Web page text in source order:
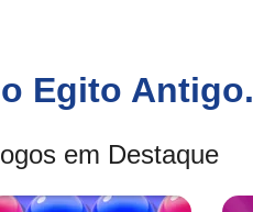
Egito Antigo.
em Destaque